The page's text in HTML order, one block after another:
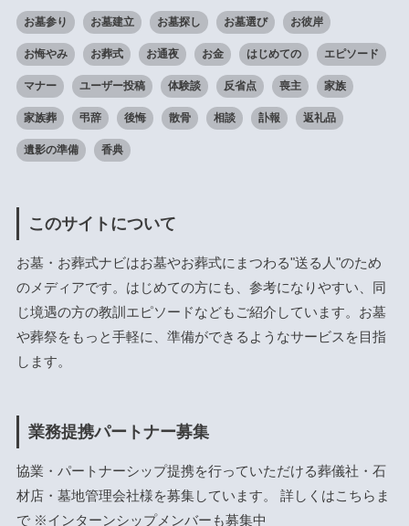
お墓参り お墓建立 お墓探し お墓選び お彼岸
お悔やみ お葬式 お通夜 お金 はじめての エピソード
マナー ユーザー投稿 体験談 反省点 喪主 家族
家族葬 弔辞 後悔 散骨 相談 訃報 返礼品
遺影の準備 香典
このサイトについて
お墓・お葬式ナビはお墓やお葬式にまつわる"送る人"のため
のメディアです。はじめての方にも、参考になりやすい、同
じ境遇の方の教訓エピソードなどもご紹介しています。お墓
や葬祭をもっと手軽に、準備ができるようなサービスを目指
します。
業務提携パートナー募集
協業・パートナーシップ提携を行っていただける葬儀社・石
材店・墓地管理会社様を募集しています。 詳しくはこちら ま
で ※インターンシップメンバーも募集中